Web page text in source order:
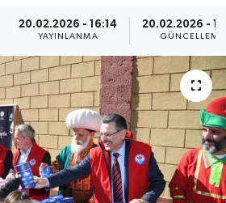
20.02.2026 - 16:14
YAYINLANMA
20.02.2026 -
GÜNCELLEME